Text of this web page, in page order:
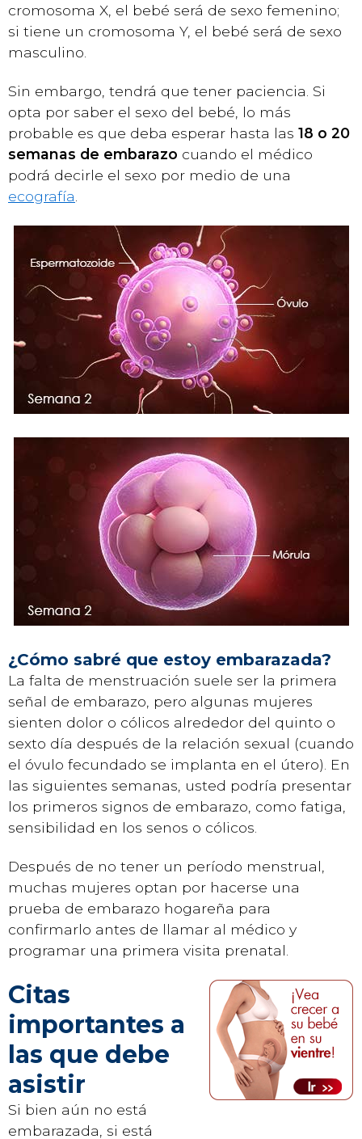
cromosoma X, el bebé será de sexo femenino;
si tiene un cromosoma Y, el bebé será de sexo
masculino.
Sin embargo, tendrá que tener paciencia. Si
opta por saber el sexo del bebé, lo más
probable es que deba esperar hasta las 18 o 20
semanas de embarazo cuando el médico
podrá decirle el sexo por medio de una
ecografía
¿Cómo sabré que estoy embarazada?
La falta de menstruación suele ser la primera
señal de embarazo, pero algunas mujeres
sienten dolor o cólicos alrededor del quinto o
sexto día después de la relación sexual (cuando
el óvulo fecundado se implanta en el útero). En
las siguientes semanas, usted podría presentar
los primeros signos de embarazo, como fatiga,
sensibilidad en los senos o cólicos.
Después de no tener un período menstrual,
muchas mujeres optan por hacerse una
prueba de embarazo hogareña para
confirmarlo antes de llamar al médico y
programar una primera visita prenatal.
Citas
importantes a
las que debe
asistir
Si bien aún no está
embarazada, si está